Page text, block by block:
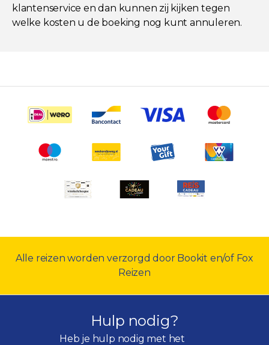
klantenservice en dan kunnen zij kijken tegen
welke kosten u de boeking nog kunt annuleren.
Alle reizen worden verzorgd door Bookit en/of Fox
Reizen
Hulp nodig?
Heb je hulp nodig met het